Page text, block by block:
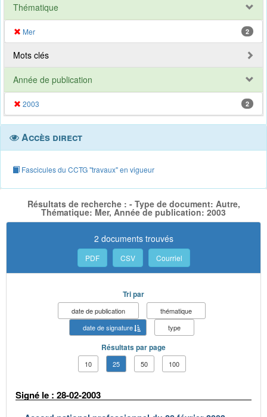
Thématique
Mer 2
Mots clés
Année de publication
2003 2
Accès direct
Fascicules du CCTG "travaux" en vigueur
Résultats de recherche : - Type de document: Autre,
Thématique: Mer, Année de publication: 2003
2 documents trouvés
PDF CSV Courriel
Tri par
date de publication
thématique
date de signature
type
Résultats par page
10 25 50 100
Signé le : 28-02-2003